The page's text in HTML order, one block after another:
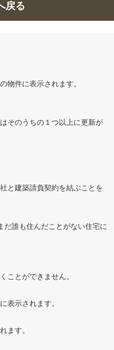
戻る
物件に表示されます。
そのうちの１つ以上に更新が
と建築請負契約を結ぶことを
誰も住んだことがない住宅に
ことができません。
表示されます。
ます。